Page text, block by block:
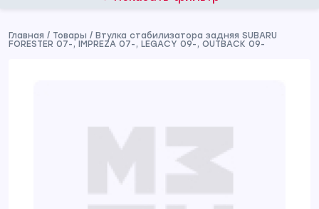
Главная / Товары / Втулка стабилизатора задняя SUBARU
FORESTER 07-, IMPREZA 07-, LEGACY 09-, OUTBACK 09-